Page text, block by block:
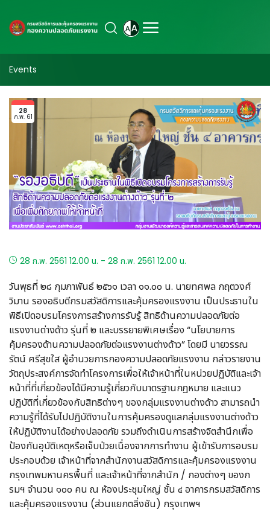
Events
28
ก.พ. 61
28 ก.พ. 2561 12.00 น. - 28 ก.พ. 2561 12.00 น.
วันพุธที่ ๒๘ กุมภาพันธ์ ๒๕๖๑ เวลา ๑๑.๐๐ น. นายทศพล กฤตวงศ์
วิมาน รองอธิบดีกรมสวัสดิการและคุ้มครองแรงงาน เป็นประธานใน
พิธีเปิดอบรมโครงการสร้างการรับรู้ สิทธิด้านความปลอดภัยต่อ
แรงงานต่างด้าว รุ่นที่ ๒ และบรรยายพิเศษเรื่อง “นโยบายการ
คุ้มครองด้านความปลอดภัยต่อแรงงานต่างด้าว”โดยมี นายวรรณ
รัตน์ ศรีสุขใส ผู้อำนวยการกองความปลอดภัยแรงงาน กล่าวรายงาน
วัตถุประสงค์การจัดทำโครงการเพื่อให้เจ้าหน้าที่ในหน่วยปฏิบัติและเจ้า
หน้าที่ที่เกี่ยวข้องได้มีความรู้เกี่ยวกับมาตรฐานกฎหมาย และแนว
ปฏิบัติที่เกี่ยวข้องกับสิทธิต่างๆ ของกลุ่มแรงงานต่างด้าว สามารถนำ
ความรู้ที่ได้รับไปปฏิบัติงานในการคุ้มครองดูแลกลุ่มแรงงานต่างด้าว
ให้ปฏิบัติงานได้อย่างปลอดภัย รวมถึงดำเนินการสร้างจิตสำนึกเพื่อ
ป้องกันอุบัติเหตุหรือเจ็บป่วยเนื่องจากการทำงาน ผู้เข้ารับการอบรม
ประกอบด้วย เจ้าหน้าที่จากสำนักงานสวัสดิการและคุ้มครองแรงงาน
กรุงเทพมหานครพื้นที่ และเจ้าหน้าที่จากสำนัก / กองต่างๆ ของก
รมฯ จำนวน ๑๐๐ คน ณ ห้องประชุมใหญ่ ชั้น ๔ อาคารกรมสวัสดิการ
และคุ้มครองแรงงาน (ส่วนแยกตลิ่งชัน) กรุงเทพฯ